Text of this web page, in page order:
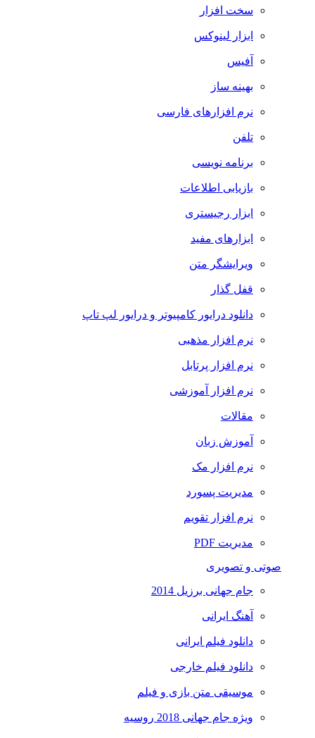
سخت افزار
ابزار لینوکس
آفیس
بهینه ساز
نرم افزارهای فارسی
تلفن
برنامه نویسی
بازیابی اطلاعات
ابزار رجیستری
ابزارهای مفید
ویرایشگر متن
قفل گذار
دانلود درایور کامپیوتر و درایور لپ تاپ
نرم افزار مذهبی
نرم افزار پرتابل
نرم افزار آموزشی
مقالات
آموزش زبان
نرم افزار مک
مدیریت پسورد
نرم افزار تقویم
مدیریت PDF
صوتی و تصویری
جام جهانی برزیل 2014
آهنگ ایرانی
دانلود فیلم ایرانی
دانلود فیلم خارجی
موسیقی متن بازی و فیلم
ویژه جام جهانی 2018 روسیه